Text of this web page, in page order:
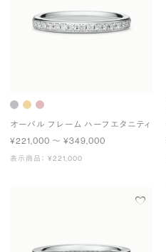
オーバル フレーム ハーフエタニティ
¥221,000 〜 ¥349,000
表示商品： ¥221,000